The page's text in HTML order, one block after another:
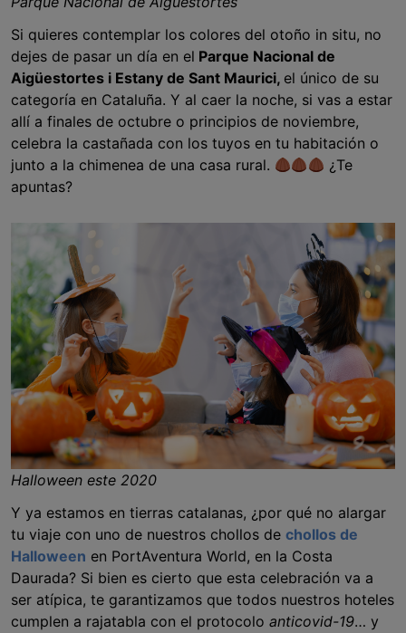
Si quieres contemplar los colores del otoño in situ, no
dejes de pasar un día en el Parque Nacional de
Aigüestortes i Estany de Sant Maurici, el único de su
categoría en Cataluña. Y al caer la noche, si vas a estar
allí a finales de octubre o principios de noviembre,
celebra la castañada con los tuyos en tu habitación o
junto a la chimenea de una casa rural.
¿Te
apuntas?
Halloween este 2020
Y ya estamos en tierras catalanas, ¿por qué no alargar
tu viaje con uno de nuestros chollos de chollos de
Halloween en PortAventura World, en la Costa
Daurada? Si bien es cierto que esta celebración va a
ser atípica, te garantizamos que todos nuestros hoteles
cumplen a rajatabla con el protocolo anticovid-19… y